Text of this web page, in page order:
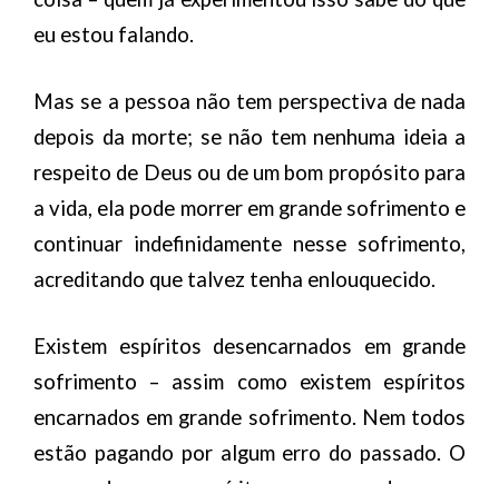
eu estou falando.
Mas se a pessoa não tem perspectiva de nada
depois da morte; se não tem nenhuma ideia a
respeito de Deus ou de um bom propósito para
a vida, ela pode morrer em grande sofrimento e
continuar indefinidamente nesse sofrimento,
acreditando que talvez tenha enlouquecido.
Existem espíritos desencarnados em grande
sofrimento – assim como existem espíritos
encarnados em grande sofrimento. Nem todos
estão pagando por algum erro do passado. O